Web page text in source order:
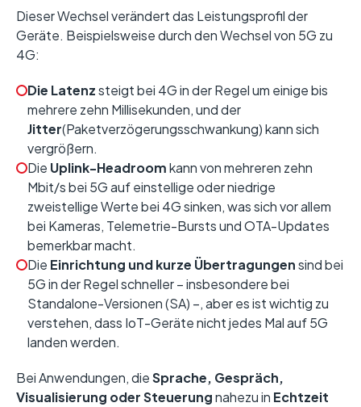
Dieser Wechsel verändert das Leistungsprofil der
Geräte. Beispielsweise durch den Wechsel von 5G zu
4G:
Die Latenzsteigt bei 4G in der Regel um einige bis
mehrere zehn Millisekunden, und der
Jitter(Paketverzögerungsschwankung) kann sich
vergrößern.
Die Uplink-Headroomkann von mehreren zehn
Mbit/s bei 5G auf einstellige oder niedrige
zweistellige Werte bei 4G sinken, was sich vor allem
bei Kameras, Telemetrie-Bursts und OTA-Updates
bemerkbar macht.
Die Einrichtung und kurze Übertragungensind bei
5G in der Regel schneller – insbesondere bei
Standalone-Versionen (SA) –, aber es ist wichtig zu
verstehen, dass IoT-Geräte nicht jedes Mal auf 5G
landen werden.
Bei Anwendungen, dieSprache, Gespräch,
Visualisierung oder Steuerungnahezu in Echtzeit